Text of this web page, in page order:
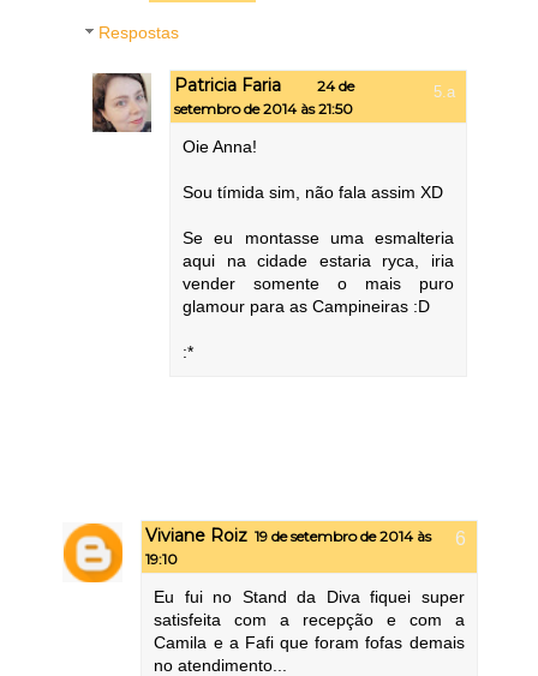
Respostas
Patricia Faria
24 de
setembro de 2014 às 21:50
Oie Anna!
Sou tímida sim, não fala assim XD
Se eu montasse uma esmalteria
aqui na cidade estaria ryca, iria
vender somente o mais puro
glamour para as Campineiras :D
:*
Viviane Roiz 19 de setembro de 2014 às
19:10
Eu fui no Stand da Diva fiquei super
satisfeita com a recepção e com a
Camila e a Fafi que foram fofas demais
no atendimento...